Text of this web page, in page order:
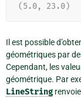
(5.0, 23.0)
Il est possible
géométriques par
Cependant, les
géométrique. Par
LineString